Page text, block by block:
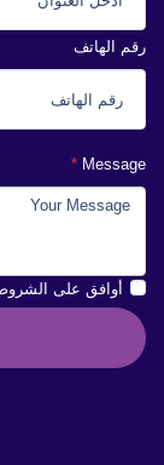
رقم الهاتف
Message
أوافق على